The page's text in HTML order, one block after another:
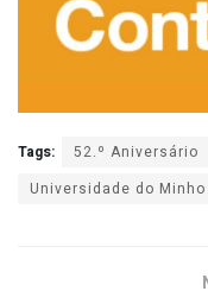
Tags: 52.º Aniversário
Universidade do Minho